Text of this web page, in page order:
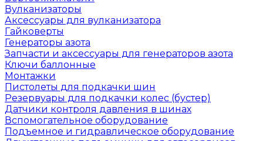
Вулканизаторы
Аксессуары для вулканизатора
Гайковерты
Генераторы азота
Запчасти и аксессуары для генераторов азота
Ключи баллонные
Монтажки
Пистолеты для подкачки шин
Резервуары для подкачки колес (бустер)
Датчики контроля давления в шинах
Вспомогательное оборудование
Подъемное и гидравлическое оборудование